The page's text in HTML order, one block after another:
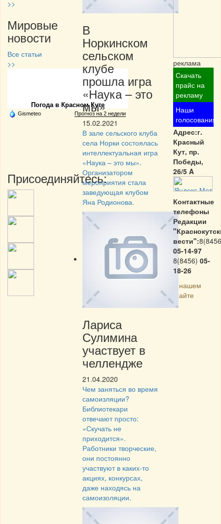
>>
Мировые
новости
Все статьи
>>
Частная реклама
Погода в Красном Куте
Gismeteo Прогноз на 2 недели
Присоединяйтесь:
В
Норкинском
сельском
клубе
прошла игра
«Наука – это
мы»
15.02.2021
В зале сельского клуба
села Норки состоялась
интеллектуальная игра
«Наука – это мы».
Организатором
мероприятия стала
заведующая клубом
Яна Родионова.
Лариса
Сулимина
участвует в
челлендже
21.04.2020
Чем заняться во время
самоизляции?
Библиотекари
отвечают просто:
«Скучать не
приходится».
Работники творческие,
они постоянно
участвуют в каких-то
акциях, конкурсах,
даже находясь на
самоизоляции.
реклама
Скачать
прайс на
рекламу
Наши
голосования
Адрес:г.
Красный
Кут, пр.
Победы,
26/5 A
Контактные
телефоны
Редакции
вести":
05-14-97
8(8456) 05-
18-26
На нашем
сайте